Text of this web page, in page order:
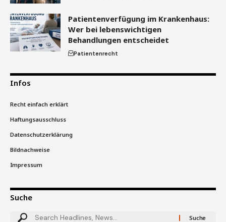
Patientenverfügung im Krankenhaus:
Wer bei lebenswichtigen
Behandlungen entscheidet
Patientenrecht
Infos
Recht einfach erklärt
Haftungsausschluss
Datenschutzerklärung
Bildnachweise
Impressum
Suche